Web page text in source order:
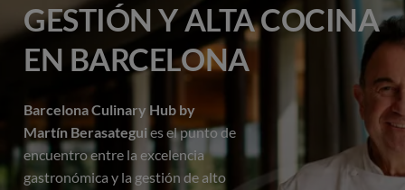
GESTIÓN Y ALTA COCINA
EN BARCELONA
Barcelona Culinary Hub by
Martín Berasategui es el punto de
encuentro entre la excelencia
gastronómica y la gestión de alto